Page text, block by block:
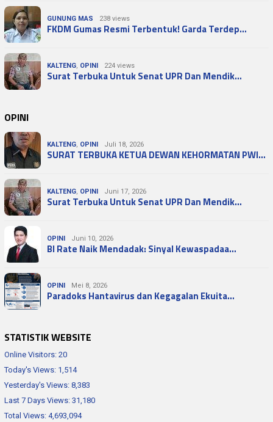
GUNUNG MAS 238 views
FKDM Gumas Resmi Terbentuk! Garda Terdep…
KALTENG, OPINI 224 views
Surat Terbuka Untuk Senat UPR Dan Mendik…
OPINI
KALTENG, OPINI Juli 18, 2026
SURAT TERBUKA KETUA DEWAN KEHORMATAN PWI…
KALTENG, OPINI Juni 17, 2026
Surat Terbuka Untuk Senat UPR Dan Mendik…
OPINI Juni 10, 2026
BI Rate Naik Mendadak: Sinyal Kewaspadaa…
OPINI Mei 8, 2026
Paradoks Hantavirus dan Kegagalan Ekuita…
STATISTIK WEBSITE
Online Visitors: 20
Today's Views: 1,514
Yesterday's Views: 8,383
Last 7 Days Views: 31,180
Total Views: 4,693,094